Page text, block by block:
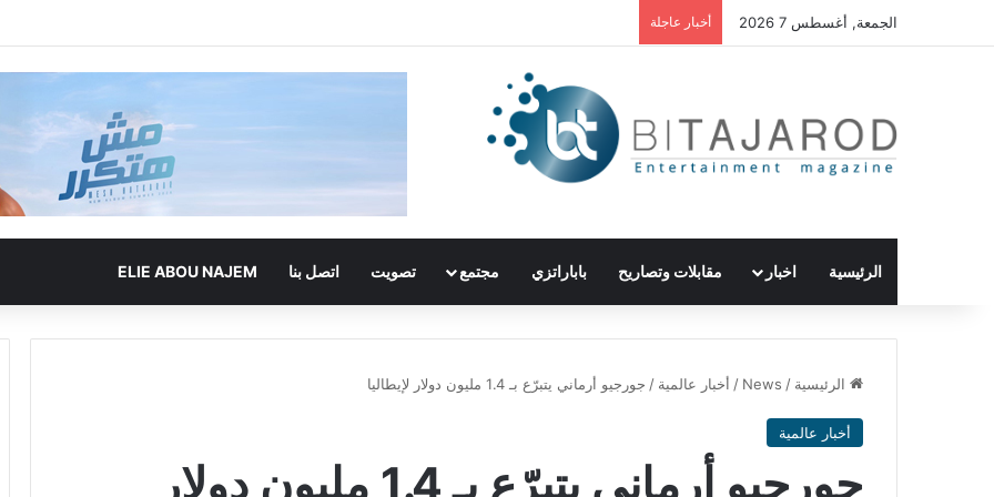
الجمعة, أغسطس 7 2026 أخبار عاجلة
الرئيسية اخبار مقابلات وتصاريح باباراتزي مجتمع تصويت اتصل بنا ELIE ABOU NAJEM
الرئيسية /
News
/ أخبار عالمية / جورجيو أرماني يتبرّع بـ 1.4 مليون دولار لإيطاليا
أخبار عالمية
جورجيو أرماني يتبرّع بـ 1.4 مليون دولار